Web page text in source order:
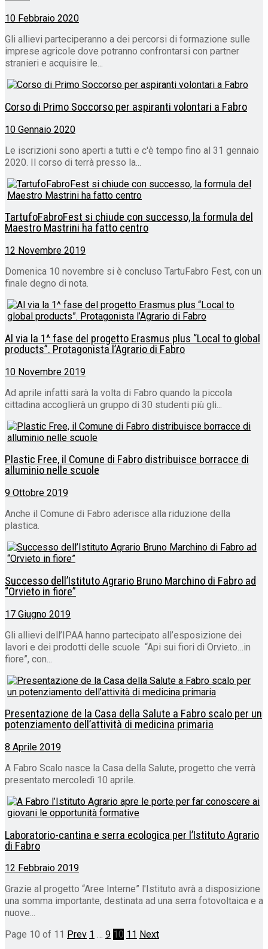
10 Febbraio 2020
Gli allievi parteciperanno a dei percorsi di formazione sulle
imprese agricole dove potranno confrontarsi con partner
stranieri e acquisire le...
Corso di Primo Soccorso per aspiranti volontari a Fabro
10 Gennaio 2020
Le iscrizioni sono aperti a tutti e c'è tempo fino al 31 gennaio
2020. Il corso di terrà presso la...
TartufoFabroFest si chiude con successo, la formula del
Maestro Mastrini ha fatto centro
12 Novembre 2019
Domenica 10 novembre si è concluso TartuFabro Fest, con un
finale degno di nota.
Al via la 1^ fase del progetto Erasmus plus “Local to global
products”. Protagonista l’Agrario di Fabro
10 Novembre 2019
Ad aprile infatti sarà la volta di Fabro quando la piccola
cittadina accoglierà un gruppo di 30 studenti più gli...
Plastic Free, il Comune di Fabro distribuisce borracce di
alluminio nelle scuole
9 Ottobre 2019
Anche il Comune di Fabro aderisce alla riduzione della
plastica.
Successo dell’Istituto Agrario Bruno Marchino di Fabro ad
“Orvieto in fiore”
17 Giugno 2019
Gli allievi dell’IPAA hanno partecipato all’esposizione dei
lavori e dei prodotti delle scuole “Api sui fiori di Orvieto…in
fiore”, con...
Presentazione de la Casa della Salute a Fabro scalo per un
potenziamento dell’attività di medicina primaria
8 Aprile 2019
A Fabro Scalo nasce la Casa della Salute, progetto che verrà
presentato mercoledì 10 aprile.
Laboratorio-cantina e serra ecologica per l’Istituto Agrario
di Fabro
12 Febbraio 2019
Grazie al progetto “Aree Interne” l'Istituto avrà a disposizione
una somma importante, destinata ad una serra fotovoltaica e a
nuove...
Page 10 of 11 Prev 1 … 9 10 11 Next